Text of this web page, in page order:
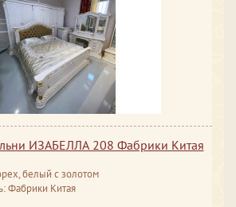
ИЗАБЕЛЛА 208 Фабрики Китая
белый с золотом
Фабрики Китая